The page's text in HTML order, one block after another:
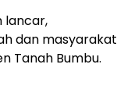
lancar,
dan masyarakat
Tanah Bumbu.